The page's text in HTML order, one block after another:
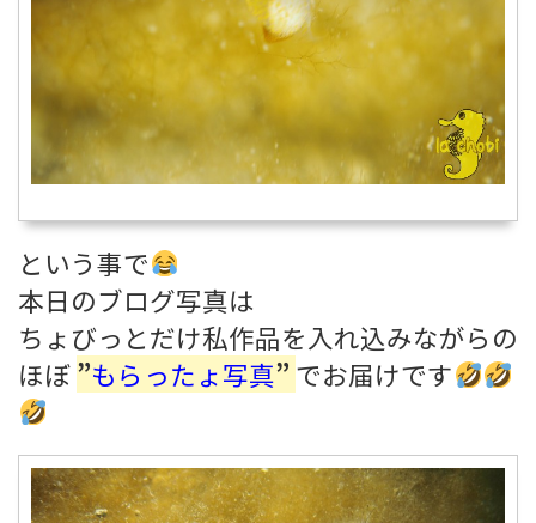
という事で
本日のブログ写真は
ちょびっとだけ私作品を入れ込みながらの
ほぼ”もらったょ写真” でお届けです